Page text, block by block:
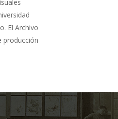
El Archivo
producción